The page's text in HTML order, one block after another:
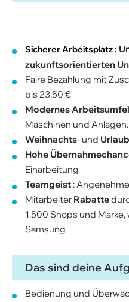
Sicherer Arbeitsplatz:
zukunftsorientierten
Faire Bezahlung mit
bis 23,50 €
Modernes
Maschinen und Anlagen.
Weihnachts- und
Hohe
Einarbeitung
Teamgeist :
Mitarbeiter Rabatte
1.500 Shops und
Samsung
Das sind deine
Bedienung und